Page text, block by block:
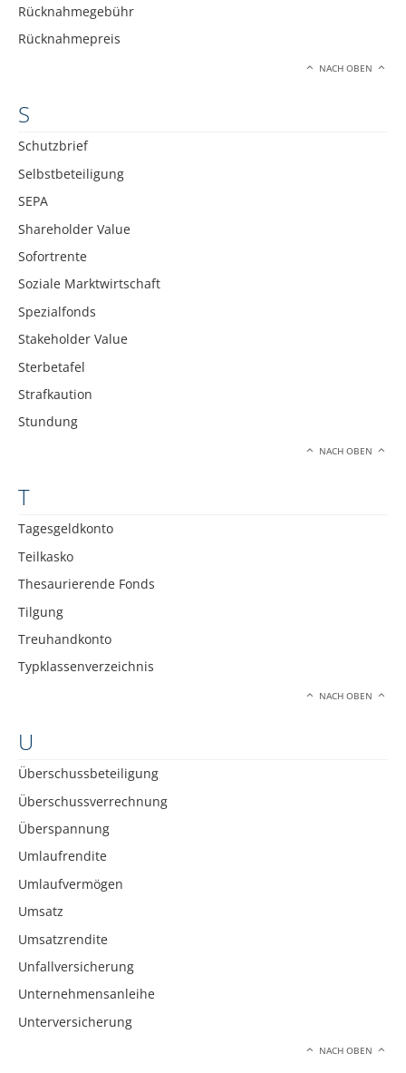
Rücknahmegebühr
Rücknahmepreis
NACH OBEN
S
Schutzbrief
Selbstbeteiligung
SEPA
Shareholder Value
Sofortrente
Soziale Marktwirtschaft
Spezialfonds
Stakeholder Value
Sterbetafel
Strafkaution
Stundung
NACH OBEN
T
Tagesgeldkonto
Teilkasko
Thesaurierende Fonds
Tilgung
Treuhandkonto
Typklassenverzeichnis
NACH OBEN
U
Überschussbeteiligung
Überschussverrechnung
Überspannung
Umlaufrendite
Umlaufvermögen
Umsatz
Umsatzrendite
Unfallversicherung
Unternehmensanleihe
Unterversicherung
NACH OBEN